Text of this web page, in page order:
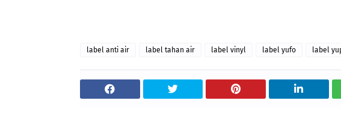
label anti air label tahan air label vinyl label yufo label